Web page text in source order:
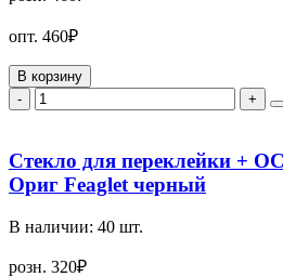
опт. 460₽
В корзину
-
+
Стекло для переклейки +
Ориг Feaglet черный
В наличии: 40 шт.
розн. 320₽